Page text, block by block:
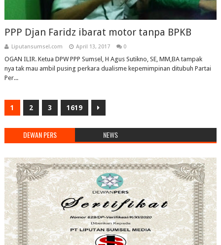
PPP Djan Faridz ibarat motor tanpa BPKB
Liputansumsel.com April 13, 2017 0
OGAN ILIR. Ketua DPW PPP Sumsel, H Agus Sutikno, SE, MM,BA tampak
nya tak mau ambil pusing perkara dualisme kepemimpinan ditubuh Partai
Per...
1 2 3 1619
DEWAN PERS NEWS